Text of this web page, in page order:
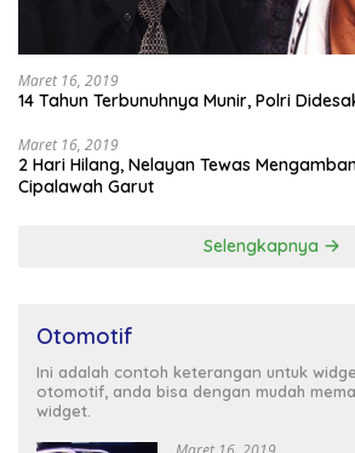
Maret 16, 2019
14 Tahun Terbunuhnya Munir, Polri
Maret 16, 2019
2 Hari Hilang, Nelayan Tewas
Cipalawah Garut
Selengkapnya
Otomotif
Ini adalah contoh keterangan untuk
otomotif, anda bisa dengan mudah
widget.